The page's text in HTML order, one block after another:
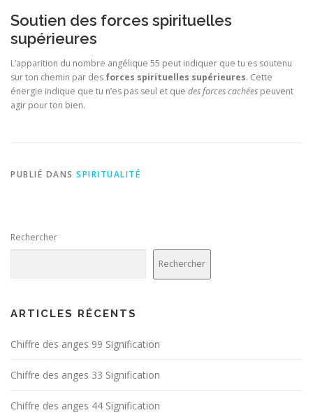
Soutien des forces spirituelles
supérieures
L’apparition du nombre angélique 55 peut indiquer que tu es soutenu
sur ton chemin par des forces spirituelles supérieures. Cette
énergie indique que tu n’es pas seul et que des forces cachées peuvent
agir pour ton bien.
PUBLIÉ DANS SPIRITUALITÉ
Rechercher
Rechercher
ARTICLES RÉCENTS
Chiffre des anges 99 Signification
Chiffre des anges 33 Signification
Chiffre des anges 44 Signification